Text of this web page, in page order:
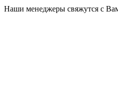
Наши менеджеры свяжутся с